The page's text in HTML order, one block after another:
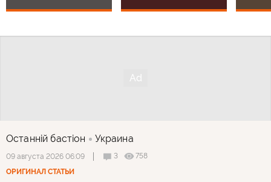
Останнiй бастiон Украина
09 августа 2026 06:09 3
758
ОРИГИНАЛ СТАТЬИ